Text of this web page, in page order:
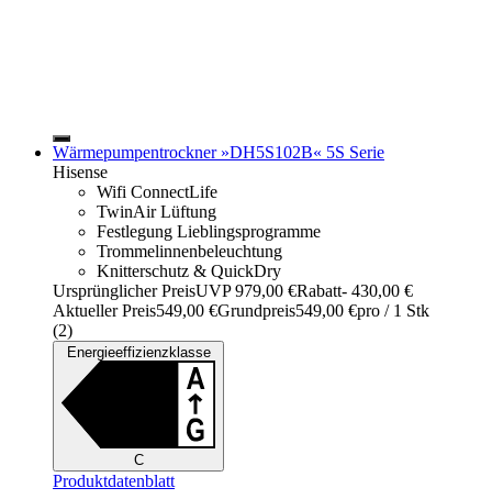
Wärmepumpentrockner »DH5S102B« 5S Serie
Hisense
Wifi ConnectLife
TwinAir Lüftung
Festlegung Lieblingsprogramme
Trommelinnenbeleuchtung
Knitterschutz & QuickDry
Ursprünglicher PreisUVP 979,00 €Rabatt- 430,00 €
Aktueller Preis549,00 €Grundpreis549,00 €pro / 1 Stk
(2)
Energieeffizienzklasse
C
Produktdatenblatt